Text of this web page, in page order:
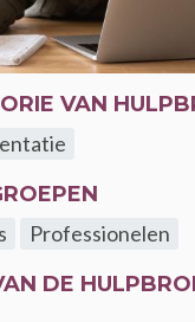
VAN
Professionelen
DE